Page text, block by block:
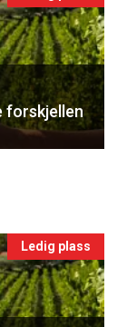
forskjellen
Ledig plass